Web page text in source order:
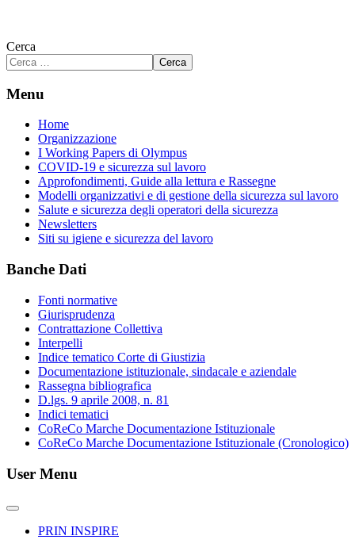
Cerca
Cerca
Menu
Home
Organizzazione
I Working Papers di Olympus
COVID-19 e sicurezza sul lavoro
Approfondimenti, Guide alla lettura e Rassegne
Modelli organizzativi e di gestione della sicurezza sul lavoro
Salute e sicurezza degli operatori della sicurezza
Newsletters
Siti su igiene e sicurezza del lavoro
Banche Dati
Fonti normative
Giurisprudenza
Contrattazione Collettiva
Interpelli
Indice tematico Corte di Giustizia
Documentazione istituzionale, sindacale e aziendale
Rassegna bibliografica
D.lgs. 9 aprile 2008, n. 81
Indici tematici
CoReCo Marche Documentazione Istituzionale
CoReCo Marche Documentazione Istituzionale (Cronologico)
User Menu
PRIN INSPIRE